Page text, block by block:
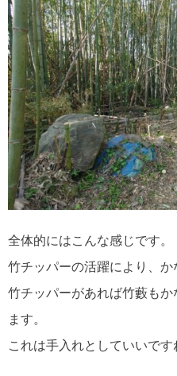
全体的にはこんな感じです。
竹チッパーの活躍により、か
竹チッパーがあれば竹藪も
ます。
これは手入れとしていいです